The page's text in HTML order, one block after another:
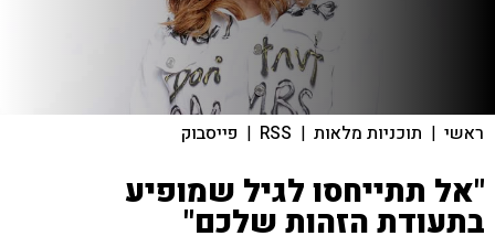
ראשי | תוכניות מלאות |
RSS
| פייסבוק
"אל תתייחסו לגיל שמופיע
בתעודת הזהות שלכם"